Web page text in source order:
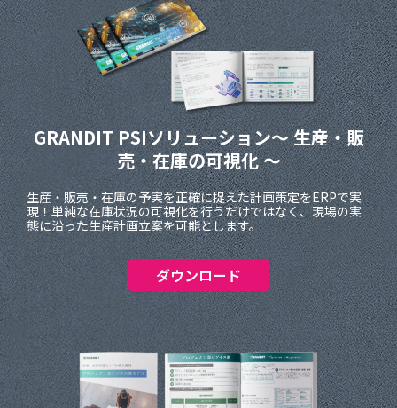
GRANDIT PSIソリューション～ 生産・販
売・在庫の可視化 ～
生産・販売・在庫の予実を正確に捉えた計画策定をERPで実
現！単純な在庫状況の可視化を行うだけではなく、現場の実
態に沿った生産計画立案を可能とします。
ダウンロード